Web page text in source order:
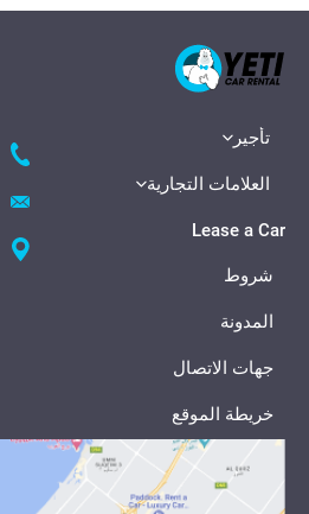
تأجير
العلامات التجارية
Lease a Car
شروط
المدونة
جهات الاتصال
خريطة الموقع